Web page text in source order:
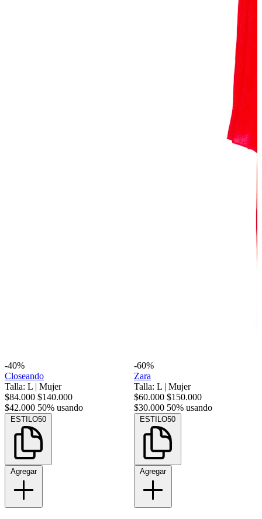
-40%
Closeando
Talla: L | Mujer
$84.000 $140.000
$42.000 50% usando
ESTILO50
Agregar
-60%
Zara
Talla: L | Mujer
$60.000 $150.000
$30.000 50% usando
ESTILO50
Agregar